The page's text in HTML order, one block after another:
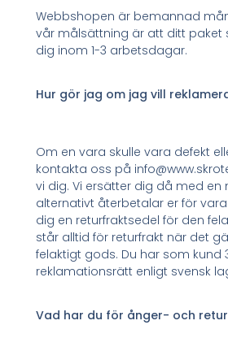
Webbshopen är bemannad
vår målsättning är att ditt paket
dig inom 1-3 arbetsdagar.
Hur gör jag om jag vill
Om en vara skulle vara defekt
kontakta oss på
vi dig. Vi ersätter dig då med en
alternativt återbetalar er för
dig en returfraktsedel för den
står alltid för returfrakt när det
felaktigt gods. Du har som kund
reklamationsrätt enligt svensk
Vad har du för ånger- och